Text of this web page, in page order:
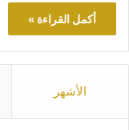
أكمل القراءة »
الأشهر